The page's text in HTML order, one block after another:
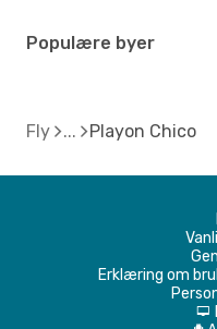
Populære byer
Fly Playon Chico
Erklæring om
d